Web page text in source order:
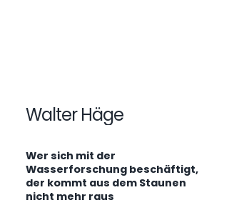
Walter Häge
Wer sich mit der
Wasserforschung beschäftigt,
der kommt aus dem Staunen
nicht mehr raus